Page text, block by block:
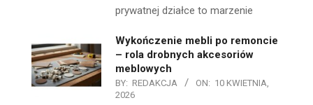
prywatnej działce to marzenie
Wykończenie mebli po remoncie
– rola drobnych akcesoriów
meblowych
BY: REDAKCJA ON: 10 KWIETNIA,
2026